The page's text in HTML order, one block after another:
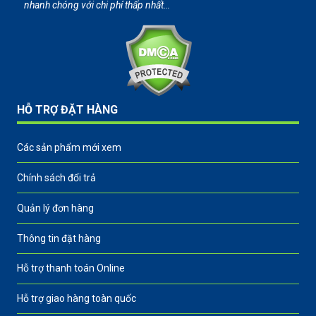
nhanh chóng với chi phí thấp nhất…
HỖ TRỢ ĐẶT HÀNG
Các sản phẩm mới xem
Chính sách đổi trả
Quản lý đơn hàng
Thông tin đặt hàng
Hỗ trợ thanh toán Online
Hỗ trợ giao hàng toàn quốc